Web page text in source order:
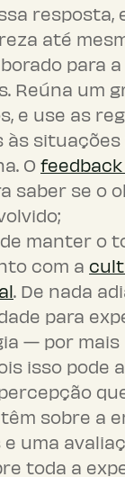
resposta,
até
para a
Reúna um
e use as
às
O
saber se o
manter o
com a
. De nada
para
— por mais
isso pode
sobre a
uma
toda a